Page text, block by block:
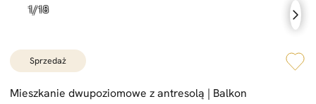
sprzedaż
Mieszkanie dwupoziomowe z antresolą | Balkon